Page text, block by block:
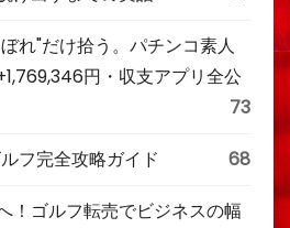
れ"だけ拾う。パチンコ素人
円・収支アプリ全公
73
フ完全攻略ガイド 68
！ゴルフ転売でビジネスの幅